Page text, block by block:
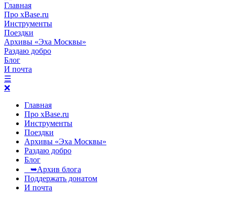
Главная
Про xBase.ru
Инструменты
Поездки
Архивы «Эха Москвы»
Раздаю добро
Блог
И почта
☰
❌
Главная
Про xBase.ru
Инструменты
Поездки
Архивы «Эха Москвы»
Раздаю добро
Блог
➥Архив блога
Поддержать донатом
И почта